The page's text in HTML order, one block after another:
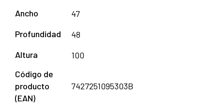
Ancho
47
Profundidad
48
Altura
100
Código de
producto
(EAN)
7427251095303B